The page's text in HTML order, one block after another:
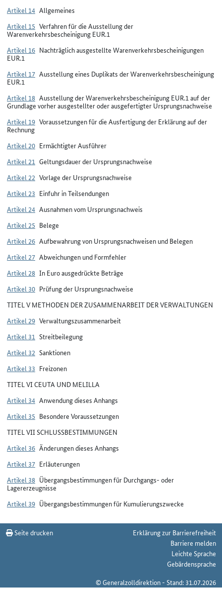
Artikel 14 Allgemeines
Artikel 15 Verfahren für die Ausstellung der
Warenverkehrsbescheinigung EUR.1
Artikel 16 Nachträglich ausgestellte Warenverkehrsbescheinigungen
EUR.1
Artikel 17 Ausstellung eines Duplikats der Warenverkehrsbescheinigung
EUR.1
Artikel 18 Ausstellung der Warenverkehrsbescheinigung EUR.1 auf der
Grundlage vorher ausgestellter oder ausgefertigter Ursprungsnachweise
Artikel 19 Voraussetzungen für die Ausfertigung der Erklärung auf der
Rechnung
Artikel 20 Ermächtigter Ausführer
Artikel 21 Geltungsdauer der Ursprungsnachweise
Artikel 22 Vorlage der Ursprungsnachweise
Artikel 23 Einfuhr in Teilsendungen
Artikel 24 Ausnahmen vom Ursprungsnachweis
Artikel 25 Belege
Artikel 26 Aufbewahrung von Ursprungsnachweisen und Belegen
Artikel 27 Abweichungen und Formfehler
Artikel 28 In Euro ausgedrückte Beträge
Artikel 30 Prüfung der Ursprungsnachweise
TITEL V METHODEN DER ZUSAMMENARBEIT DER VERWALTUNGEN
Artikel 29 Verwaltungszusammenarbeit
Artikel 31 Streitbeilegung
Artikel 32 Sanktionen
Artikel 33 Freizonen
TITEL VI CEUTA UND MELILLA
Artikel 34 Anwendung dieses Anhangs
Artikel 35 Besondere Voraussetzungen
TITEL VII SCHLUSSBESTIMMUNGEN
Artikel 36 Änderungen dieses Anhangs
Artikel 37 Erläuterungen
Artikel 38 Übergangsbestimmungen für Durchgangs- oder
Lagererzeugnisse
Artikel 39 Übergangsbestimmungen für Kumulierungszwecke
Seite drucken
Erklärung zur Barrierefreiheit
Barriere melden
Leichte Sprache
Gebärdensprache
© Generalzolldirektion - Stand: 31.07.2026